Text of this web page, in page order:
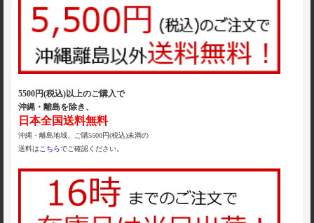
5500円(税込)以上のご購入で
沖縄・離島を除き、
日本全国送料無料
沖縄・離島地域、ご購5500円(税込)未満の
送料はこちらでご確認ください。